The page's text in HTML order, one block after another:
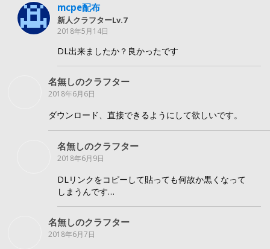
mcpe配布
新人クラフターLv.7
2018年5月14日
DL出来ましたか？良かったです
名無しのクラフター
2018年6月6日
ダウンロード、直接できるようにして欲しいです。
名無しのクラフター
2018年6月9日
DLリンクをコピーして貼っても何故か黒くなって
しまうんです…
名無しのクラフター
2018年6月7日